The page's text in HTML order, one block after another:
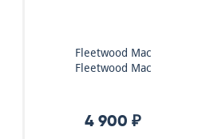
Fleetwood Mac
Fleetwood Mac
4 900 ₽